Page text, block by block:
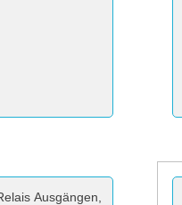
Ausgängen,